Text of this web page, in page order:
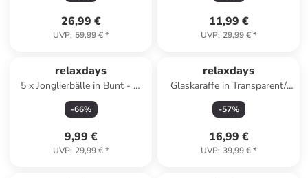
26,99 €
UVP: 59,99 €*
11,99 €
UVP: 29,99 €*
relaxdays
5 x Jonglierbälle in Bunt - Ø
6,5 cm
-66%
9,99 €
UVP: 29,99 €*
relaxdays
Glaskaraffe in Transparent/
Silber - 1688 ml
-57%
16,99 €
UVP: 39,99 €*